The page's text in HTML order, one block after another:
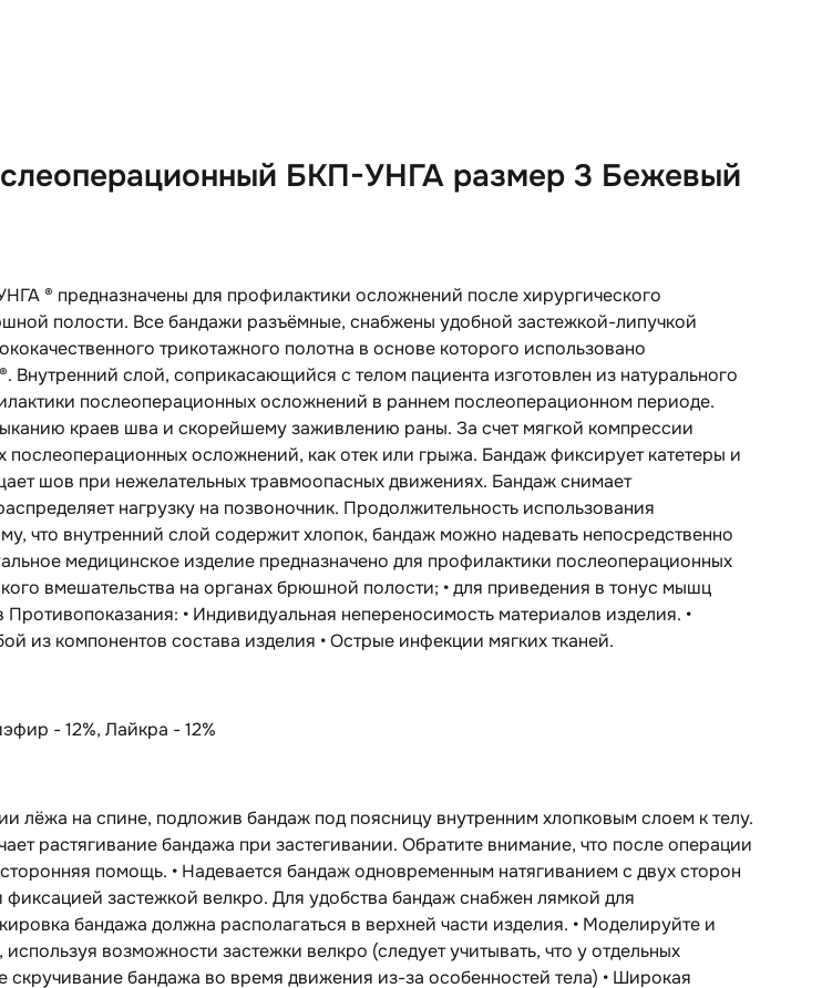
БКП-УНГА размер 3 Бежевый
® предназначены для профилактики осложнений после хирургического
полости. Все бандажи разъёмные, снабжены удобной застежкой-липучкой
трикотажного полотна в основе которого использовано
Внутренний слой, соприкасающийся с телом пациента изготовлен из натурального
послеоперационных осложнений в раннем послеоперационном периоде.
краев шва и скорейшему заживлению раны. За счет мягкой компрессии
послеоперационных осложнений, как отек или грыжа. Бандаж фиксирует катетеры и
шов при нежелательных травмоопасных движениях. Бандаж снимает
нагрузку на позвоночник. Продолжительность использования
что внутренний слой содержит хлопок, бандаж можно надевать непосредственно
медицинское изделие предназначено для профилактики послеоперационных
вмешательства на органах брюшной полости; • для приведения в тонус мышц
• Индивидуальная непереносимость материалов изделия. •
из компонентов состава изделия • Острые инфекции мягких тканей.
- 12%, Лайкра - 12%
лёжа на спине, подложив бандаж под поясницу внутренним хлопковым слоем к телу.
растягивание бандажа при застегивании. Обратите внимание, что после операции
помощь. • Надевается бандаж одновременным натягиванием с двух сторон
застежкой велкро. Для удобства бандаж снабжен лямкой для
бандажа должна располагаться в верхней части изделия. • Моделируйте и
возможности застежки велкро (следует учитывать, что у отдельных
скручивание бандажа во время движения из-за особенностей тела) • Широкая